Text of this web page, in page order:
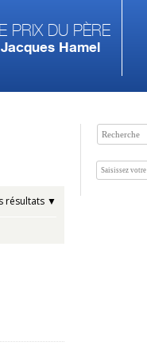
prix du Père
Jacques Hamel
résultats